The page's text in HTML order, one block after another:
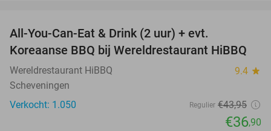
All-You-Can-Eat & Drink (2 uur) + evt.
Koreaanse BBQ bij Wereldrestaurant HiBBQ
Wereldrestaurant HiBBQ 9.4 star
Scheveningen
Verkocht: 1.050
Regulier €43,95
€36,90